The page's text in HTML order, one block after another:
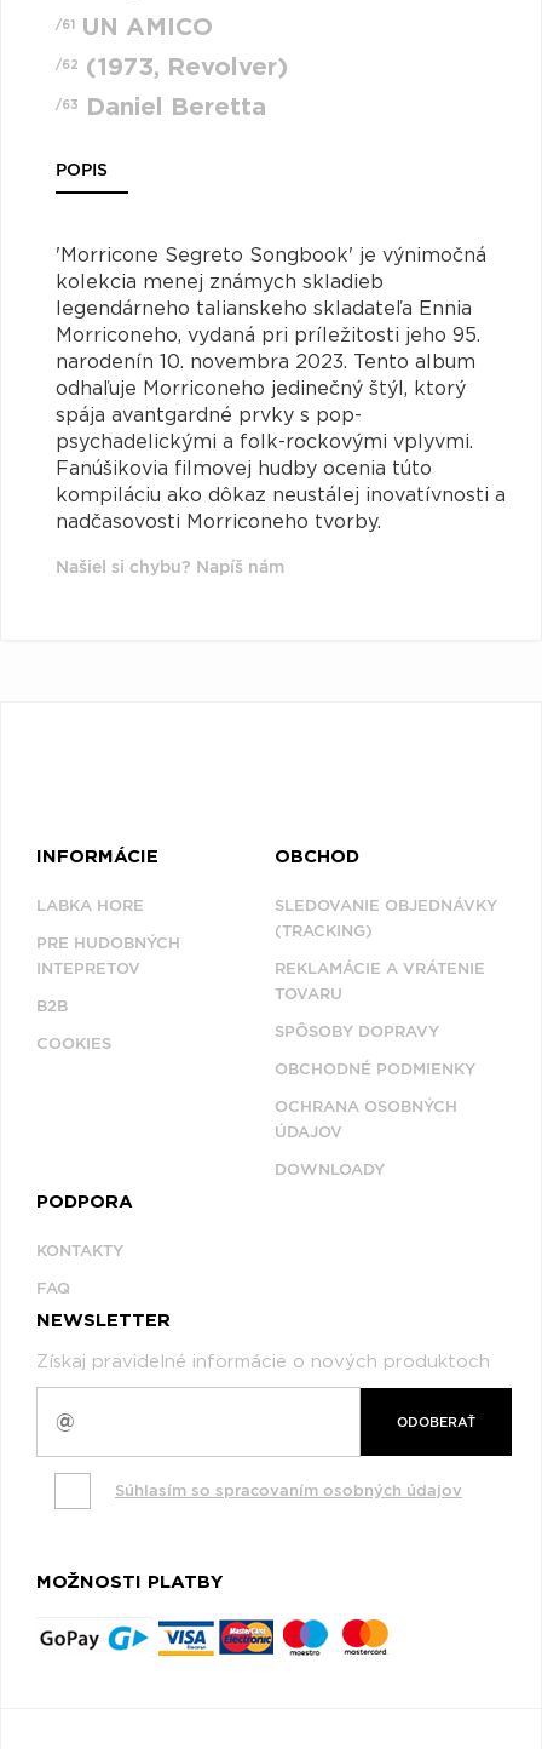
/61 UN AMICO
/62 (1973, Revolver)
/63 Daniel Beretta
POPIS
'Morricone Segreto Songbook' je výnimočná
kolekcia menej známych skladieb
legendárneho talianskeho skladateľa Ennia
Morriconeho, vydaná pri príležitosti jeho 95.
narodenín 10. novembra 2023. Tento album
odhaľuje Morriconeho jedinečný štýl, ktorý
spája avantgardné prvky s pop-
psychadelickými a folk-rockovými vplyvmi.
Fanúšikovia filmovej hudby ocenia túto
kompiláciu ako dôkaz neustálej inovatívnosti a
nadčasovosti Morriconeho tvorby.
Našiel si chybu? Napíš nám
INFORMÁCIE
LABKA HORE
PRE HUDOBNÝCH
INTEPRETOV
B2B
COOKIES
OBCHOD
SLEDOVANIE OBJEDNÁVKY
(TRACKING)
REKLAMÁCIE A VRÁTENIE
TOVARU
SPÔSOBY DOPRAVY
OBCHODNÉ PODMIENKY
OCHRANA OSOBNÝCH
ÚDAJOV
DOWNLOADY
PODPORA
KONTAKTY
FAQ
NEWSLETTER
Získaj pravidelné informácie o nových produktoch
ODOBERAŤ
Súhlasím so spracovaním osobných údajov
MOŽNOSTI PLATBY